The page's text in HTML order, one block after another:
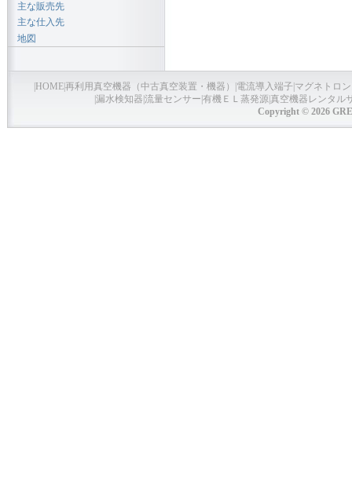
主な販売先
主な仕入先
地図
HOME再利用真空機器（中古真空装置・機器） 電流導入端子 マグネトロ
漏水検知器 流量センサー 有機ＥＬ蒸発源真空機器レンタル
Copyright © 2026